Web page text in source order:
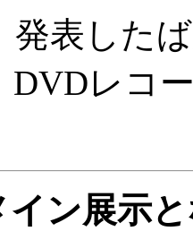
表した
DVDレコ
イン展示